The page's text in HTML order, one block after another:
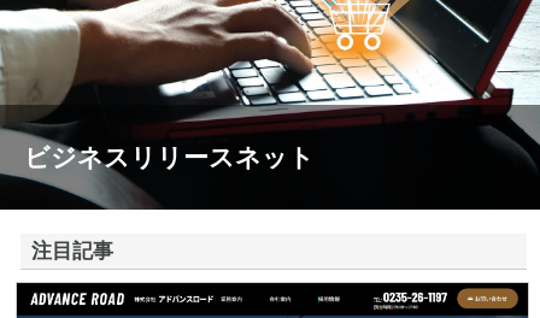
ビジネスリリースネット
注目記事